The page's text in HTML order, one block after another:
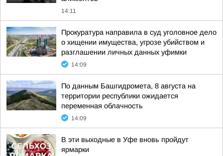
14:11
Прокуратура направила в суд уголовное дело
о хищении имущества, угрозе убийством и
разглашении личных данных уфимки
14:09
По данным Башгидромета, 8 августа на
территории республики ожидается
переменная облачность
14:09
В эти выходные в Уфе вновь пройдут
ярмарки